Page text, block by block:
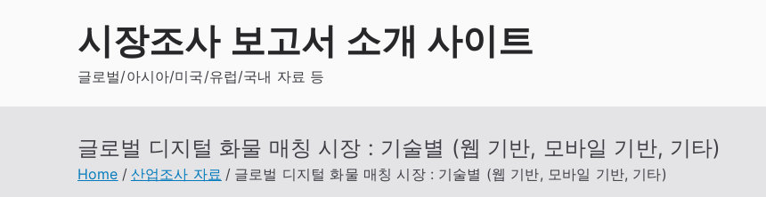
시장조사 보고서 소개 사이트
글로벌/아시아/미국/유럽/국내 자료 등
글로벌 디지털 화물 매칭 시장 : 기술별 (웹 기반, 모바일 기반, 기타)
Home 산업조사 자료 글로벌 디지털 화물 매칭 시장 : 기술별 (웹 기반, 모바일 기반, 기타)